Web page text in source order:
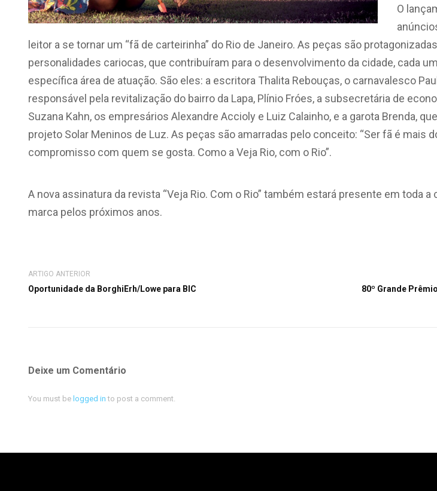
O
leitor a se tornar um “fã de carteirinha” do Rio de Janeiro. As peças são
personalidades cariocas, que contribuíram para o desenvolvimento da cidade, cada
específica área de atuação. São eles: a escritora Thalita Rebouças, o carnavalesco
responsável pela revitalização do bairro da Lapa, Plínio Fróes, a subsecretária de
Suzana Kahn, os empresários Alexandre Accioly e Luiz Calainho, e a garota Brenda,
projeto Solar Meninos de Luz. As peças são amarradas pelo conceito: “Ser fã é mais
compromisso com quem se gosta. Como a Veja Rio, com o Rio”.
A nova assinatura da revista “Veja Rio. Com o Rio” também estará presente em toda
marca pelos próximos anos.
ARTIGO ANTERIOR
Oportunidade da BorghiErh/Lowe para BIC 80º Grande
Deixe um Comentário
You must be logged in to post a comment.